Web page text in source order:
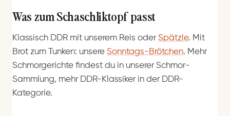
Was zum Schaschliktopf passt
Klassisch DDR mit unserem Reis oder Spätzle. Mit
Brot zum Tunken: unsere Sonntags-Brötchen. Mehr
Schmorgerichte findest du in unserer Schmor-
Sammlung, mehr DDR-Klassiker in der DDR-
Kategorie.